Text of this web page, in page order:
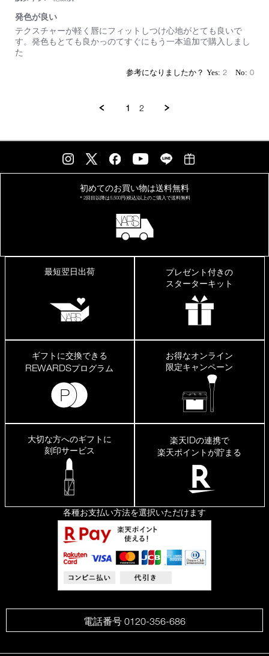
発色が良い
Review
by
on
review
stating
発
テクスチャーが軽く唇にフィットしつけ心地がとても良いで
す。発色もとても良かっのてすぐにもう一本追加で購入しまし
た
2 0
1 2
初めてのお買い物は送料無料
＊2回目以降は5,500円(税込)以上の ご購入で送料無料
最短翌日出荷
プレゼント付きの
スターターキット
ギフトに交換できる
REWARDSプログラム
お得なオンライン
限定キャンペーン
大切な方へのギフトに
刻印サービス
楽天IDの連携で
楽天ポイントが貯まる
各種お支払い方法を選択いただけます
電話番号 0120-356-686